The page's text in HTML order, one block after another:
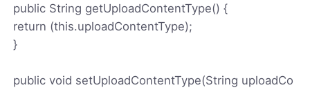
public String getUploadContentType() {
return (this.uploadContentType);
}
public void setUploadContentType(String uploadCo